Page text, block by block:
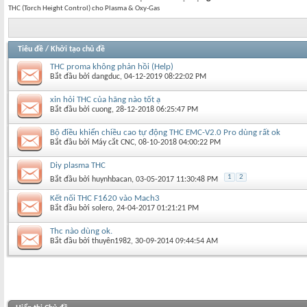
THC (Torch Height Control) cho Plasma & Oxy-Gas
Tiêu đề / Khởi tạo chủ đề
THC proma không phản hồi (Help)
Bắt đầu bởi dangduc‎, 04-12-2019 08:22:02 PM
xin hỏi THC của hãng nào tốt ạ
Bắt đầu bởi cuong‎, 28-12-2018 06:25:47 PM
Bộ điều khiển chiều cao tự động THC EMC-V2.0 Pro dùng rất ok
Bắt đầu bởi Máy cắt CNC‎, 08-10-2018 04:00:22 PM
Diy plasma THC
Bắt đầu bởi huynhbacan‎, 03-05-2017 11:30:48 PM 1 2
Kết nối THC F1620 vào Mach3
Bắt đầu bởi solero‎, 24-04-2017 01:21:21 PM
Thc nào dùng ok.
Bắt đầu bởi thuyên1982‎, 30-09-2014 09:44:54 AM